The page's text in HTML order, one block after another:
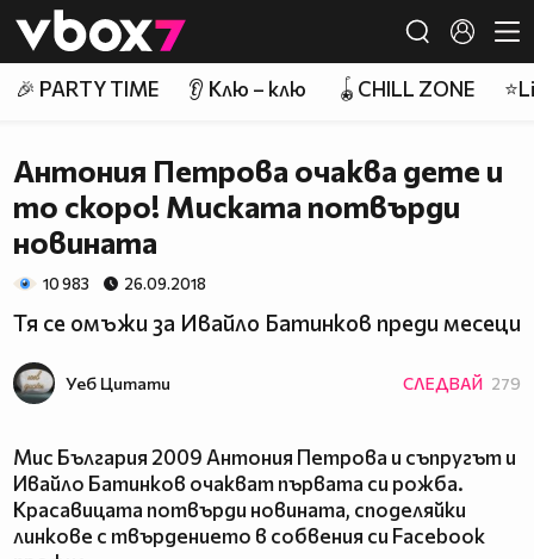
👾
🎉 PARTY TIME 👂 Клю – клю 🪀CHILL ZONE
Антония Петрова очаква дете и
то скоро! Миската потвърди
новината
10 983 26.09.2018
Тя се омъжи за Ивайло Батинков преди месеци
Уеб Цитати СЛЕДВАЙ 279
Мис България 2009 Антония Петрова и съпругът и
Ивайло Батинков очакват първата си рожба.
Красавицата потвърди новината, споделяйки
линкове с твърдението в собвения си Facebook